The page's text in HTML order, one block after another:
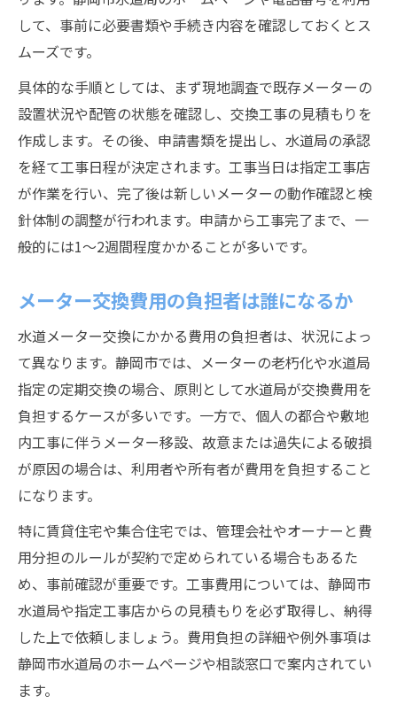
して、事前に必要書類や手続き内容を確認しておくとス
ムーズです。
具体的な手順としては、まず現地調査で既存メーターの
設置状況や配管の状態を確認し、交換工事の見積もりを
作成します。その後、申請書類を提出し、水道局の承認
を経て工事日程が決定されます。工事当日は指定工事店
が作業を行い、完了後は新しいメーターの動作確認と検
針体制の調整が行われます。申請から工事完了まで、一
般的には1～2週間程度かかることが多いです。
メーター交換費用の負担者は誰になるか
水道メーター交換にかかる費用の負担者は、状況によっ
て異なります。静岡市では、メーターの老朽化や水道局
指定の定期交換の場合、原則として水道局が交換費用を
負担するケースが多いです。一方で、個人の都合や敷地
内工事に伴うメーター移設、故意または過失による破損
が原因の場合は、利用者や所有者が費用を負担すること
になります。
特に賃貸住宅や集合住宅では、管理会社やオーナーと費
用分担のルールが契約で定められている場合もあるた
め、事前確認が重要です。工事費用については、静岡市
水道局や指定工事店からの見積もりを必ず取得し、納得
した上で依頼しましょう。費用負担の詳細や例外事項は
静岡市水道局のホームページや相談窓口で案内されてい
ます。